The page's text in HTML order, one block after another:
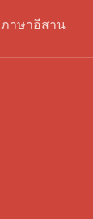
ภาษาอีสาน